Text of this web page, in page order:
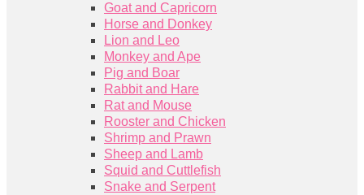
Goat and Capricorn
Horse and Donkey
Lion and Leo
Monkey and Ape
Pig and Boar
Rabbit and Hare
Rat and Mouse
Rooster and Chicken
Shrimp and Prawn
Sheep and Lamb
Squid and Cuttlefish
Snake and Serpent